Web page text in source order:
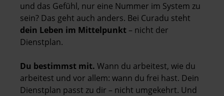
und das Gefühl, nur eine Nummer im System zu
sein? Das geht auch anders. Bei Curadu steht
dein Leben im Mittelpunkt – nicht der
Dienstplan.
Du bestimmst mit. Wann du arbeitest, wie du
arbeitest und vor allem: wann du frei hast. Dein
Dienstplan passt zu dir – nicht umgekehrt. Und